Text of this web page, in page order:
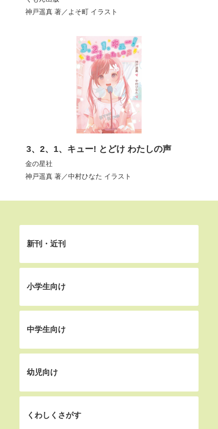
神戸遥真著／ よそ町イラスト
3、2、1、キュー! とどけ わたしの声
金の星社
神戸遥真著／中村ひなた イラスト
新刊・近刊
小学生向け
中学生向け
幼児向け
くわしくさがす